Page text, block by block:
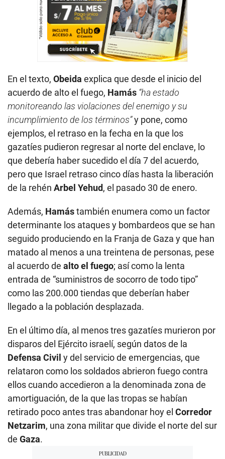
En el texto, Obeida explica que desde el inicio del
acuerdo de alto el fuego, Hamás “ha estado
monitoreando las violaciones del enemigo y su
incumplimiento de los términos”y pone, como
ejemplos, el retraso en la fecha en la que los
gazatíes pudieron regresar al norte del enclave, lo
que debería haber sucedido el día 7 del acuerdo,
pero que Israel retraso cinco días hasta la liberación
de la rehén Arbel Yehud, el pasado 30 de enero.
Además, Hamástambién enumera como un factor
determinante los ataques y bombardeos que se han
seguido produciendo en la Franja de Gaza y que han
matado al menos a una treintena de personas, pese
al acuerdo de alto el fuego; así como la lenta
entrada de “suministros de socorro de todo tipo”
como las 200.000 tiendas que deberían haber
llegado a la población desplazada.
En el último día, al menos tres gazatíes murieron por
disparos del Ejército israelí, según datos de la
Defensa Civil y del servicio de emergencias, que
relataron como los soldados abrieron fuego contra
ellos cuando accedieron a la denominada zona de
amortiguación, de la que las tropas se habían
retirado poco antes tras abandonar hoy el Corredor
Netzarim, una zona militar que divide el norte del sur
de Gaza.